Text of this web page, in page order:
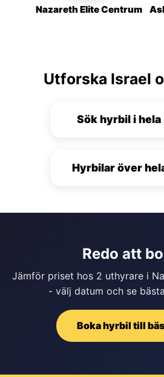
Nazareth Elite Centrum
Utforska Israel
Sök hyrbil i hela
Hyrbilar över
Redo att
Jämför priset hos 2 uthyrare i
- välj datum och se
Boka hyrbil till